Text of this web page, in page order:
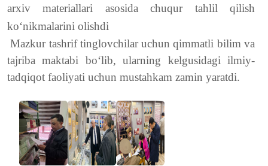
arxiv materiallari asosida chuqur tahlil qilish
ko‘nikmalarini olishdi
Mazkur tashrif tinglovchilar uchun qimmatli bilim va
tajriba maktabi bo‘lib, ularning kelgusidagi ilmiy-
tadqiqot faoliyati uchun mustahkam zamin yaratdi.